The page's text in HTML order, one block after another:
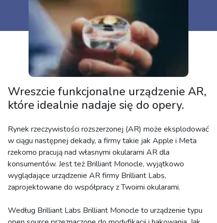
Wreszcie funkcjonalne urządzenie AR,
które idealnie nadaje się do opery.
Rynek rzeczywistości rozszerzonej (AR) może eksplodować
w ciągu następnej dekady, a firmy takie jak Apple i Meta
rzekomo pracują nad własnymi okularami AR dla
konsumentów. Jest też Brilliant Monocle, wyjątkowo
wyglądające urządzenie AR firmy Brilliant Labs,
zaprojektowane do współpracy z Twoimi okularami.
Według Brilliant Labs Brilliant Monocle to urządzenie typu